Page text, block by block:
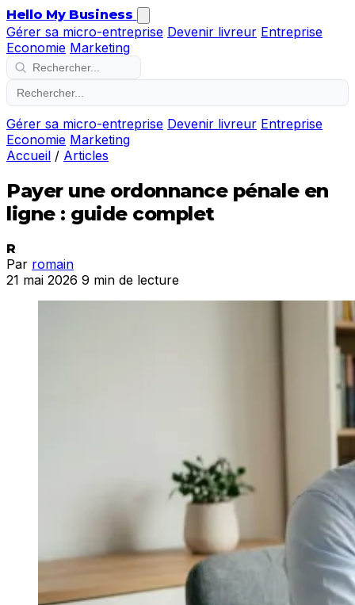
Hello My Business
Gérer sa micro-entreprise Devenir livreur Entreprise
Economie Marketing
Gérer sa micro-entreprise Devenir livreur Entreprise
Economie Marketing
Accueil / Articles
Payer une ordonnance pénale en
ligne : guide complet
R
Par romain
21 mai 2026 9 min de lecture